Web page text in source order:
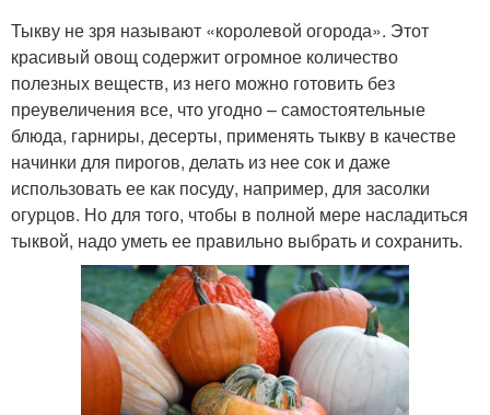
Тыкву не зря называют «королевой огорода». Этот
красивый овощ содержит огромное количество
полезных веществ, из него можно готовить без
преувеличения все, что угодно – самостоятельные
блюда, гарниры, десерты, применять тыкву в качестве
начинки для пирогов, делать из нее сок и даже
использовать ее как посуду, например, для засолки
огурцов. Но для того, чтобы в полной мере насладиться
тыквой, надо уметь ее правильно выбрать и сохранить.